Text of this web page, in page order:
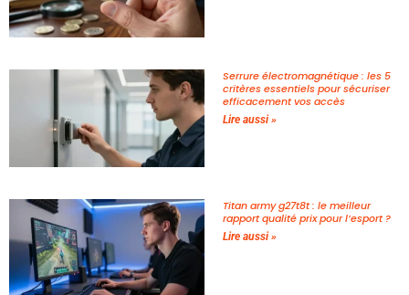
Serrure électromagnétique : les 5
critères essentiels pour sécuriser
efficacement vos accès
Lire aussi »
Titan army g27t8t : le meilleur
rapport qualité prix pour l’esport ?
Lire aussi »